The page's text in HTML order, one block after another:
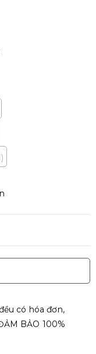
có hóa đơn,
BẢO 100%